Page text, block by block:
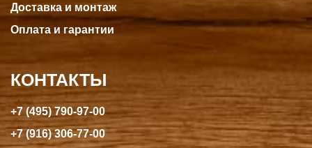
Доставка и монтаж
Оплата и гарантии
КОНТАКТЫ
+7 (495) 790-97-00
+7 (916) 306-77-00